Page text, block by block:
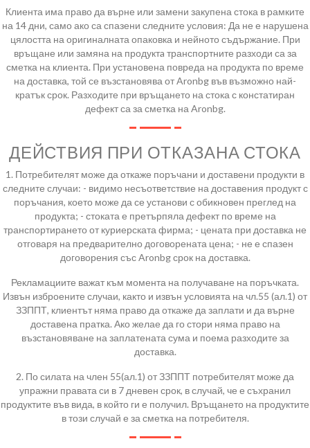
Клиента има право да върне или замени закупена стока в рамките
на 14 дни, само ако са спазени следните условия: Да не е нарушена
цялостта на оригиналната опаковка и нейното съдържание. При
връщане или замяна на продуктa транспортните разходи са за
сметка на клиента. При установена повреда на продуктa по време
на доставка, той се възстановява от Aronbg във възможно най-
кратък срок. Разходите при връщането на стока с констатиран
дефект са за сметка на Aronbg.
ДЕЙСТВИЯ ПРИ ОТКАЗАНА СТОКА
1. Потребителят може да откаже поръчани и доставени продукти в
следните случаи: - видимо несъответствие на доставения продукт с
поръчания, което може да се установи с обикновен преглед на
продукта; - стоката е претърпяла дефект по време на
транспортирането от куриерската фирма; - цената при доставка не
отговаря на предварително договорената цена; - не е спазен
договорения със Aronbg срок на доставка.
Рекламациите важат към момента на получаване на поръчката.
Извън изброените случаи, както и извън условията на чл.55 (ал.1) от
ЗЗППТ, клиентът няма право да откаже да заплати и да върне
доставена пратка. Ако желае да го стори няма право на
възстановяване на заплатената сума и поема разходите за
доставка.
2. По силата на член 55(ал.1) от ЗЗППТ потребителят може да
упражни правата си в 7 дневен срок, в случай, че е съхранил
продуктите във вида, в който ги е получил. Връщането на продуктите
в този случай е за сметка на потребителя.